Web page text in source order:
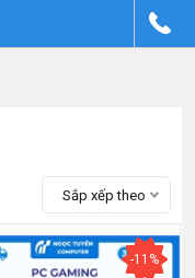
Sắp xếp theo
-11%